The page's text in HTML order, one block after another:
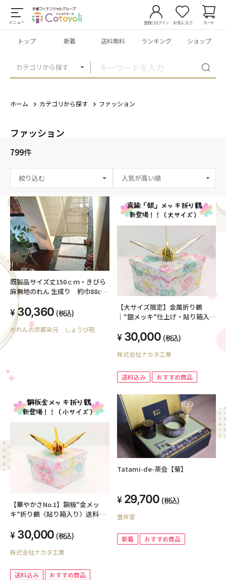
メニュー
カテゴリから探す
登録/ログイン お気に入り カート
トップ 新着 送料無料 ランキング ショップ
ホーム カテゴリから探す ファッション
ファッション
799件
絞り込む
既製品サイズ丈150ｃｍ・きびら
麻無地のれん 生成り 約巾88cm
ｘ丈150cm【のれん(暖簾)】麻無
地のれん おしゃれ ナチュラル素
材 【国産 麻 和風 のれん 暖簾 贈
り物 日本製 アジアン お祝い 父の
日のギフト】
30,360 (税込)
のれんの京都染元 しょうび苑
【大サイズ限定】金属折り鶴
｜"銀メッキ”仕上げ・貼り箱入り
30,000 (税込)
株式会社ナカタ工業
送料込み おすすめ商品
【華やかさNo.1】銅板”金メッ
キ”折り鶴〈貼り箱入り〉送料込
30,000 (税込)
株式会社ナカタ工業
送料込み おすすめ商品
Tatami-de-茶会【菊】
29,700 (税込)
畳祥堂
新着 おすすめ商品